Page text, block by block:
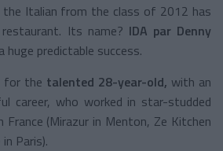
the Italian from the class of 2012 has
Its name? IDA par Denny
huge predictable success.
for the talented 28-year-old, with an
career, who worked in star-studded
(Mirazur in Menton, Ze Kitchen
Paris).